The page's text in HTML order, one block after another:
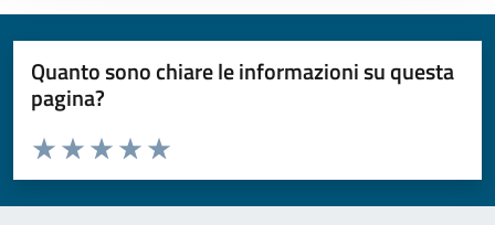
Quanto sono chiare le informazioni su questa
pagina?
Valuta da 1 a 5 stelle la pagina
Valuta 5 stelle su 5
Valuta 4 stelle su 5
Valuta 3 stelle su 5
Valuta 2 stelle su 5
Valuta 1 stelle su 5